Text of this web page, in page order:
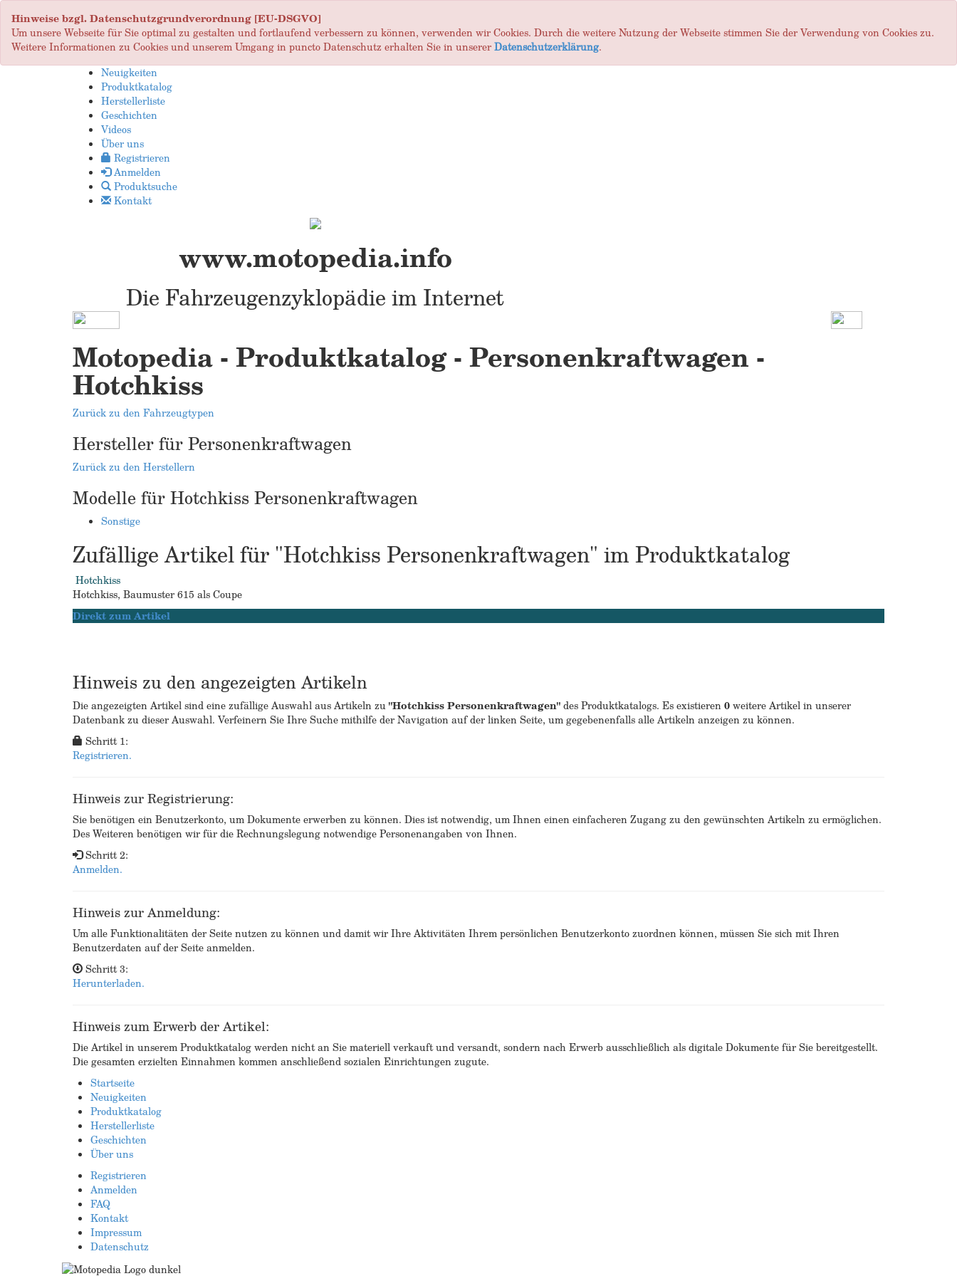
Hinweise bzgl. Datenschutzgrundverordnung [EU-DSGVO]
Um unsere Webseite für Sie optimal zu gestalten und fortlaufend verbessern zu können, verwenden wir Cookies. Durch die weitere Nutzung der Webseite stimmen Sie der Verwendung von Cookies zu.
Weitere Informationen zu Cookies und unserem Umgang in puncto Datenschutz erhalten Sie in unsererDatenschutzerklärung.
Neuigkeiten
Produktkatalog
Herstellerliste
Geschichten
Videos
Über uns
Registrieren
Anmelden
Produktsuche
Kontakt
www.motopedia.info
Die Fahrzeugenzyklopädie im Internet
Motopedia - Produktkatalog - Personenkraftwagen -
Hotchkiss
Zurück zu den Fahrzeugtypen
Hersteller für Personenkraftwagen
Zurück zu den Herstellern
Modelle für Hotchkiss Personenkraftwagen
Sonstige
Zufällige Artikel für "Hotchkiss Personenkraftwagen" im Produktkatalog
Hotchkiss
Hotchkiss, Baumuster 615 als Coupe
Direkt zum Artikel
Hinweis zu den angezeigten Artikeln
Die angezeigten Artikel sind eine zufällige Auswahl aus Artikeln zu"Hotchkiss Personenkraftwagen"des Produktkatalogs. Es existieren0weitere Artikel in unserer
Datenbank zu dieser Auswahl. Verfeinern Sie Ihre Suche mithilfe der Navigation auf der linken Seite, um gegebenenfalls alle Artikeln anzeigen zu können.
Schritt 1:
Registrieren.
Hinweis zur Registrierung:
Sie benötigen ein Benutzerkonto, um Dokumente erwerben zu können. Dies ist notwendig, um Ihnen einen einfacheren Zugang zu den gewünschten Artikeln zu ermöglichen.
Des Weiteren benötigen wir für die Rechnungslegung notwendige Personenangaben von Ihnen.
Schritt 2:
Anmelden.
Hinweis zur Anmeldung:
Um alle Funktionalitäten der Seite nutzen zu können und damit wir Ihre Aktivitäten Ihrem persönlichen Benutzerkonto zuordnen können, müssen Sie sich mit Ihren
Benutzerdaten auf der Seite anmelden.
Schritt 3:
Herunterladen.
Hinweis zum Erwerb der Artikel:
Die Artikel in unserem Produktkatalog werden nicht an Sie materiell verkauft und versandt, sondern nach Erwerb ausschließlich als digitale Dokumente für Sie bereitgestellt.
Die gesamten erzielten Einnahmen kommen anschließend sozialen Einrichtungen zugute.
Startseite
Neuigkeiten
Produktkatalog
Herstellerliste
Geschichten
Über uns
Registrieren
Anmelden
FAQ
Kontakt
Impressum
Datenschutz